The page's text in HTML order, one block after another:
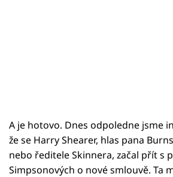
A je hotovo. Dnes odpoledne jsme
že se Harry Shearer, hlas pana
nebo ředitele Skinnera, začal přít s
Simpsonových o nové smlouvě. Ta